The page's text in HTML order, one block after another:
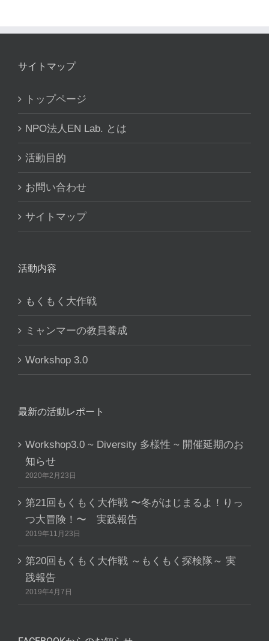
サイトマップ
トップページ
NPO法人EN Lab. とは
活動目的
お問い合わせ
サイトマップ
活動内容
もくもく大作戦
ミャンマーの教員養成
Workshop 3.0
最新の活動レポート
Workshop3.0 ~ Diversity 多様性 ~ 開催延期のお
知らせ
2020年2月23日
第21回もくもく大作戦 〜冬がはじまるよ！りっ
つ大冒険！〜 実践報告
2019年11月23日
第20回もくもく大作戦 ～もくもく探検隊～ 実
践報告
2019年4月7日